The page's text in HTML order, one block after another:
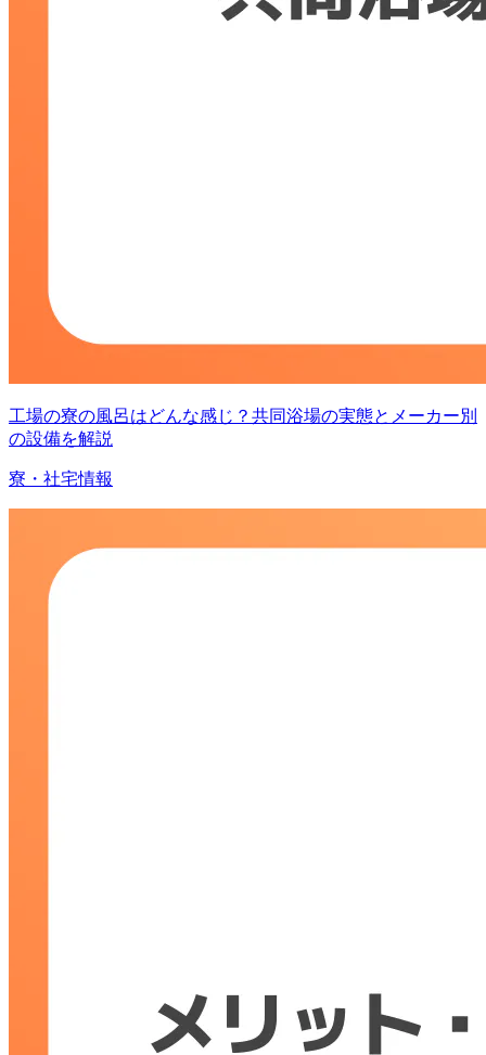
工場の寮の風呂はどんな感じ？共同浴場の実態とメーカー別
の設備を解説
寮・社宅情報